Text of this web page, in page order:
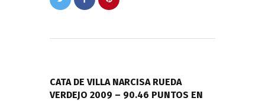
entradas
CATA DE VILLA NARCISA RUEDA
VERDEJO 2009 – 90.46 PUNTOS EN